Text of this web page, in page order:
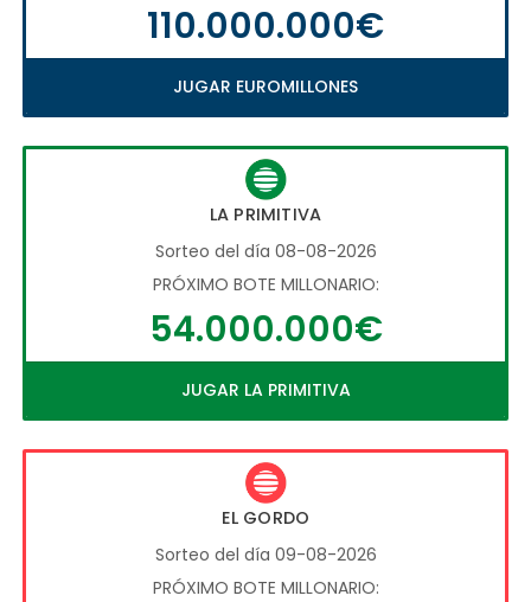
110.000.000€
JUGAR EUROMILLONES
LA PRIMITIVA
Sorteo del día 08-08-2026
PRÓXIMO BOTE MILLONARIO:
54.000.000€
JUGAR LA PRIMITIVA
EL GORDO
Sorteo del día 09-08-2026
PRÓXIMO BOTE MILLONARIO: